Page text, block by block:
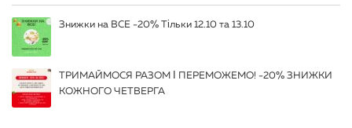
Знижки на ВСЕ -20% Тільки 12.10 та 13.10
ТРИМАЙМОСЯ РАЗОМ І ПЕРЕМОЖЕМО! -20% ЗНИЖКИ
КОЖНОГО ЧЕТВЕРГА